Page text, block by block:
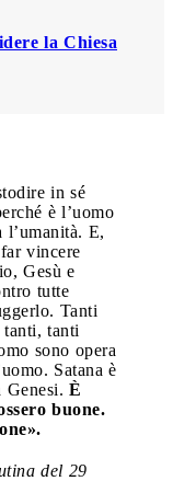
la Chiesa
in sé
è l’uomo
E,
vincere
Gesù e
tutte
Tanti
tanti
sono opera
Satana è
Genesi. È
buone.
del 29